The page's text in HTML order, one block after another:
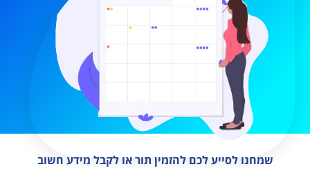
שמחנו לסייע לכם להזמין תור או לקבל מידע חשוב